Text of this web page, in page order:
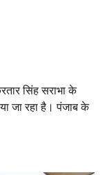
सिंह सराभा के
जा रहा है। पंजाब के